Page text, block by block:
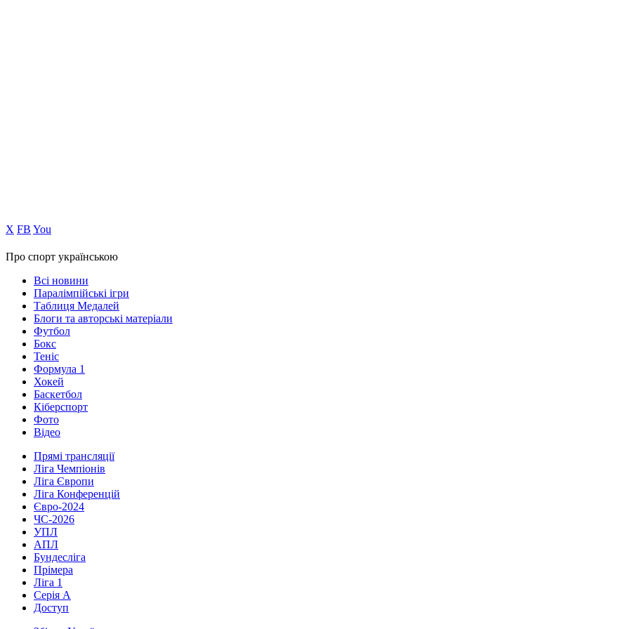
Х FB You
Про спорт українською
Всі новини
Паралімпійські ігри
Таблиця Медалей
Блоги та авторські матеріали
Футбол
Бокс
Теніс
Формула 1
Хокей
Баскетбол
Кіберспорт
Фото
Відео
Прямі трансляції
Ліга Чемпіонів
Ліга Європи
Ліга Конференцій
Євро-2024
ЧС-2026
УПЛ
АПЛ
Бундесліга
Прімера
Ліга 1
Серія А
Доступ